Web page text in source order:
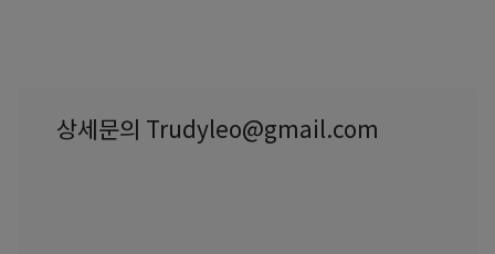
상세문의 Trudyleo@gmail.com